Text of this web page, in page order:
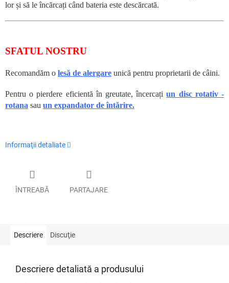
lor și să le încărcați când bateria este descărcată.
SFATUL NOSTRU
Recomandăm o lesă de alergare unică pentru proprietarii de câini.
Pentru o pierdere eficientă în greutate, încercațiun disc rotativ -
rotana sau un expandator de întărire.
Informaţii detaliate
ÎNTREABĂ PARTAJARE
Descriere Discuţie
Descriere detaliată a produsului